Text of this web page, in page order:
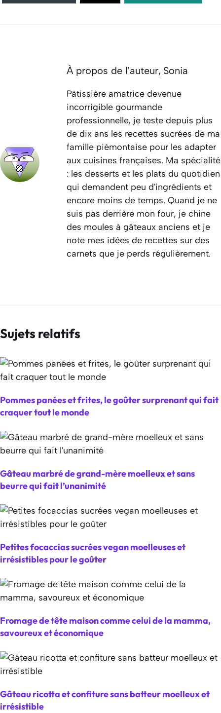
À propos de l'auteur, Sonia
Pâtissière amatrice devenue
incorrigible gourmande
professionnelle, je teste depuis plus
de dix ans les recettes sucrées de ma
famille piémontaise pour les adapter
aux cuisines françaises. Ma spécialité
: les desserts et les plats du quotidien
qui demandent peu d'ingrédients et
encore moins de temps. Quand je ne
suis pas derrière mon four, je chine
des moules à gâteaux anciens et je
note mes idées de recettes sur des
carnets que je perds régulièrement.
Sujets relatifs
Pommes panées et frites, le goûter surprenant qui fait
craquer tout le monde
Gâteau marbré de grand-mère moelleux et sans
beurre qui fait l’unanimité
Petites focaccias sucrées vegan moelleuses et
irrésistibles pour le goûter
Fromage de tête maison comme celui de la mamma,
savoureux et économique
Gâteau ricotta et confiture sans batteur moelleux et
irrésistible